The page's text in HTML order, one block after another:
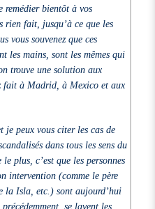
remédier bientôt à vos
rien fait, jusqu’à ce que les
vous souvenez que ces
les mains, sont les mêmes qui
trouve une solution aux
fait à Madrid, à Mexico et aux
je peux vous citer les cas de
dans tous les sens du
plus, c’est que les personnes
intervention (comme le père
la Isla, etc.) sont aujourd’hui
se lavent les